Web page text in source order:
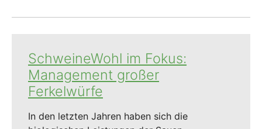
SchweineWohl im Fokus:
Management großer
Ferkelwürfe
In den letzten Jahren haben sich die